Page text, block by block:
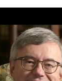
4 Months 27 Days